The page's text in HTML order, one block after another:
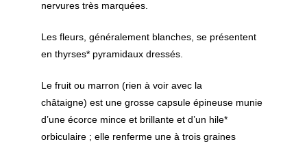
nervures très marquées.
Les fleurs, généralement blanches, se présentent
en thyrses* pyramidaux dressés.
Le fruit ou marron (rien à voir avec la
châtaigne) est une grosse capsule épineuse munie
d’une écorce mince et brillante et d’un hile*
orbiculaire ; elle renferme une à trois graines